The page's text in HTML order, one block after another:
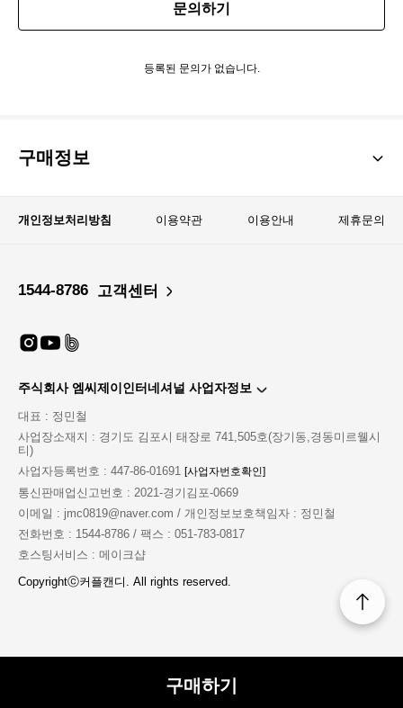
구매하기
참고하시어 구매해주세요.
섹시한 군복의 결정판
남성들의 판타지 제복 코스튬으로 그를 사로 잡아보세요
실제 군복과는 다르게 좀더 타이트하게 몸에 붙어서
한층더 섹시함이 뿜뿜뿜!!!
초미니 스커트에 스타킹까지 한다면
구성품 : 넥타이 + 모자 + 상의 + 스커트
문의하기
등록된 문의가 없습니다.
구매정보
개인정보처리방침 이용약관 이용안내 제휴문의
1544-8786 고객센터
주식회사 엠씨제이인터네셔널 사업자정보
대표 : 정민철
사업장소재지 : 경기도 김포시 태장로 741,505호(장기동,경동미르웰시
티)
사업자등록번호 : 447-86-01691 [사업자번호확인]
통신판매업신고번호 : 2021-경기김포-0669
이메일 : jmc0819@naver.com / 개인정보보호책임자 : 정민철
전화번호 : 1544-8786 / 팩스 : 051-783-0817
호스팅서비스 : 메이크샵
Copyrightⓒ커플캔디. All rights reserved.